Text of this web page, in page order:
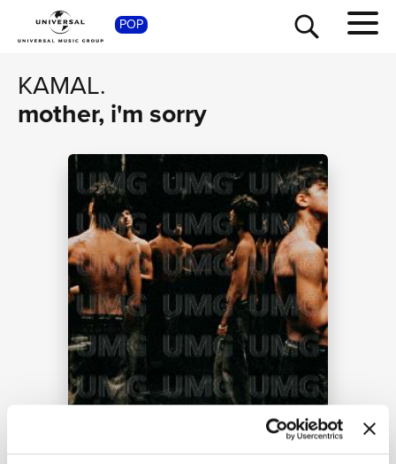
POP
KAMAL.
mother, i'm sorry
SHOP
TOUR NEWS
RICERCA